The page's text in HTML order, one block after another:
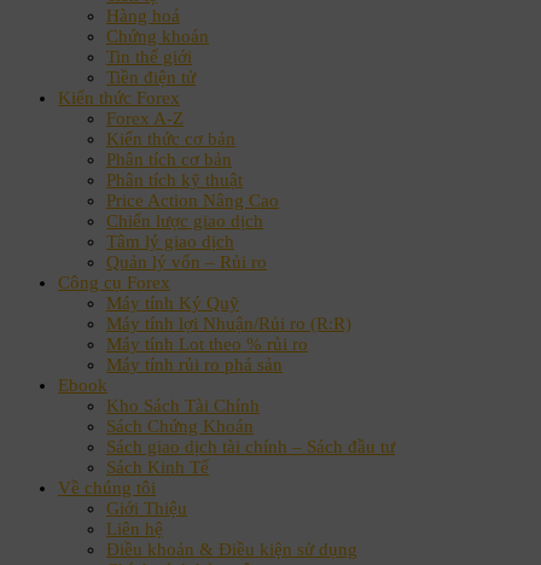
Hàng hoá
Chứng khoán
Tin thế giới
Tiền điện tử
Kiến thức Forex
Forex A-Z
Kiến thức cơ bản
Phân tích cơ bản
Phân tích kỹ thuật
Price Action Nâng Cao
Chiến lược giao dịch
Tâm lý giao dịch
Quản lý vốn – Rủi ro
Công cụ Forex
Máy tính Ký Quỹ
Máy tính lợi Nhuận/Rủi ro (R:R)
Máy tính Lot theo % rủi ro
Máy tính rủi ro phá sản
Ebook
Kho Sách Tài Chính
Sách Chứng Khoán
Sách giao dịch tài chính – Sách đầu tư
Sách Kinh Tế
Về chúng tôi
Giới Thiệu
Liên hệ
Điều khoản & Điều kiện sử dụng